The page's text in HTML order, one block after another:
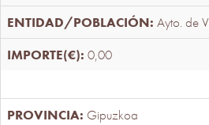
Ayto. de
0,00
Gipuzkoa